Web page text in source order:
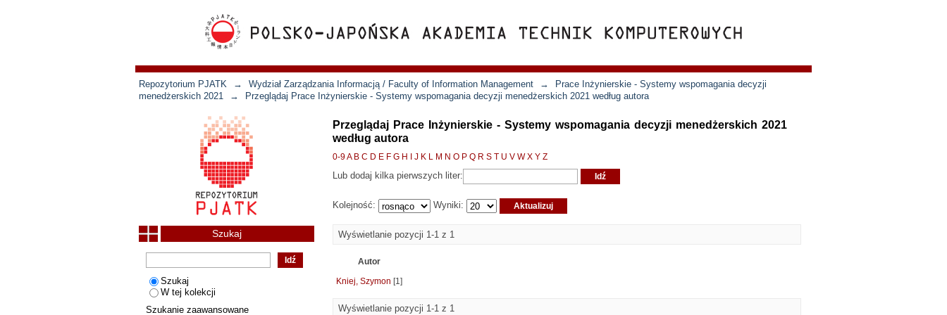
Repozytorium PJATK → Wydział Zarządzania Informacją / Faculty of Information Management →
Prace Inżynierskie - Systemy wspomagania decyzji
menedżerskich 2021
→ Przeglądaj Prace Inżynierskie - Systemy wspomagania decyzji menedżerskich 2021 według autora
Przeglądaj Prace Inżynierskie - Systemy wspomagania decyzji menedżerskich 2021
według autora
0-9A B C D E F G H J K L M N O P Q R S T U V W X Y Z
Lub dodaj kilka pierwszych liter:
Kolejność: Wyniki:
Wyświetlanie pozycji 1-1 z 1
Autor
Kniej, Szymon [1]
Wyświetlanie pozycji 1-1 z 1
Szukaj
Szukaj
W tej kolekcji
Szukanie zaawansowane